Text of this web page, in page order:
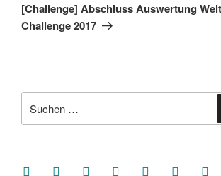
Beitrag
[Challenge] Abschluss Auswertung
Challenge 2017
nach:
facebooksoundcloud
twitter mastodoninstagramthreads